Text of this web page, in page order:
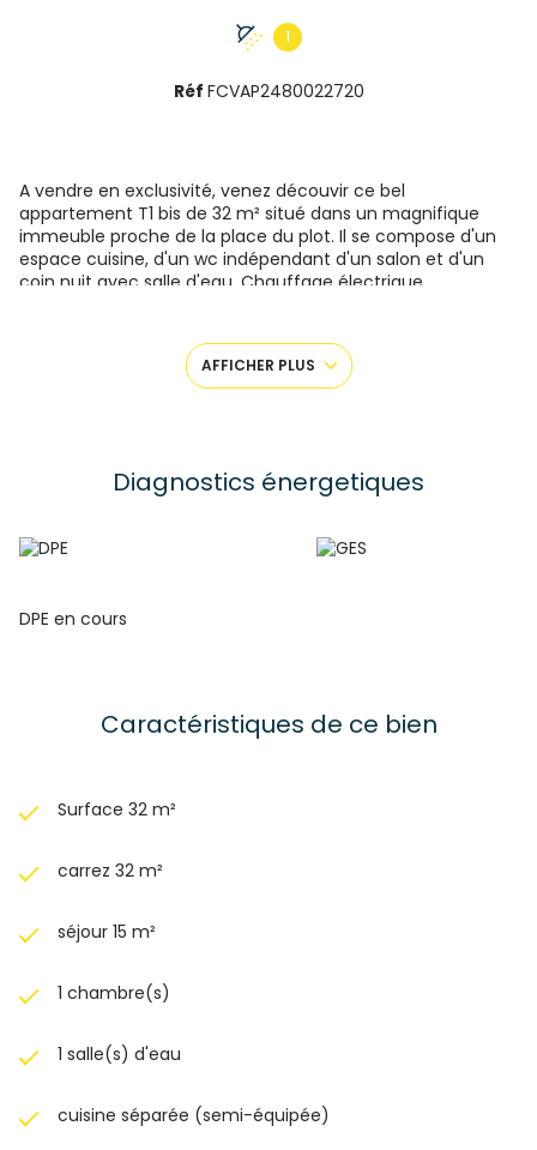
1
Réf FCVAP2480022720
A vendre en exclusivité, venez découvir ce bel
appartement T1 bis de 32 m² situé dans un magnifique
immeuble proche de la place du plot. Il se compose d'un
espace cuisine, d'un wc indépendant d'un salon et d'un
coin nuit avec salle d'eau. Chauffage électrique
soumis au régime de la copropriété montant moyen
annuel de la quote-part de charges courantes annuels
300 euros. Copropriété composée de 5 lots, aucune
veuillez contacter Colin FENOGLIO 07 89 50 31 91
AFFICHER PLUS
Diagnostics énergetiques
DPE en cours
Caractéristiques de ce bien
Surface 32 m²
carrez 32 m²
séjour 15 m²
1 chambre(s)
1 salle(s) d'eau
cuisine séparée (semi-équipée)